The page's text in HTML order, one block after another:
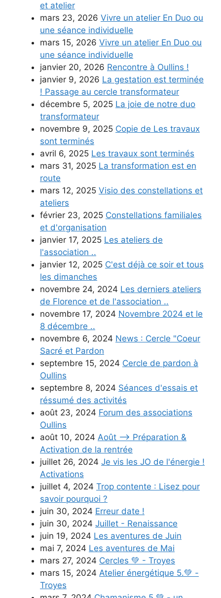
et atelier
mars 23, 2026 Vivre un atelier En Duo ou
une séance individuelle
mars 15, 2026 Vivre un atelier En Duo ou
une séance individuelle
janvier 20, 2026 Rencontre à Oullins !
janvier 9, 2026 La gestation est terminée
! Passage au cercle transformateur
décembre 5, 2025 La joie de notre duo
transformateur
novembre 9, 2025 Copie de Les travaux
sont terminés
avril 6, 2025 Les travaux sont terminés
mars 31, 2025 La transformation est en
route
mars 12, 2025 Visio des constellations et
ateliers
février 23, 2025 Constellations familiales
et d'organisation
janvier 17, 2025 Les ateliers de
l'association ..
janvier 12, 2025 C'est déjà ce soir et tous
les dimanches
novembre 24, 2024 Les derniers ateliers
de Florence et de l'association ..
novembre 17, 2024 Novembre 2024 et le
8 décembre ..
novembre 6, 2024 News : Cercle "Coeur
Sacré et Pardon
septembre 15, 2024 Cercle de pardon à
Oullins
septembre 8, 2024 Séances d'essais et
réssumé des activités
août 23, 2024 Forum des associations
Oullins
août 10, 2024 Août --> Préparation &
Activation de la rentrée
juillet 26, 2024 Je vis les JO de l'énergie !
Activations
juillet 4, 2024 Trop contente : Lisez pour
savoir pourquoi ?
juin 30, 2024 Erreur date !
juin 30, 2024 Juillet - Renaissance
juin 19, 2024 Les aventures de Juin
mai 7, 2024 Les aventures de Mai
mars 27, 2024 Cercles 💚 - Troyes
mars 15, 2024 Atelier énergétique 5.💚 -
Troyes